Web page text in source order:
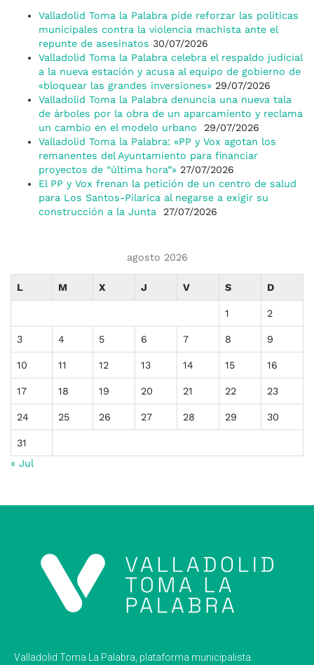
Valladolid Toma la Palabra pide reforzar las políticas
municipales contra la violencia machista ante el
repunte de asesinatos 30/07/2026
Valladolid Toma la Palabra celebra el respaldo judicial
a la nueva estación y acusa al equipo de gobierno de
«bloquear las grandes inversiones» 29/07/2026
Valladolid Toma la Palabra denuncia una nueva tala
de árboles por la obra de un aparcamiento y reclama
un cambio en el modelo urbano
29/07/2026
Valladolid Toma la Palabra: «PP y Vox agotan los
remanentes del Ayuntamiento para financiar
proyectos de “última hora”» 27/07/2026
El PP y Vox frenan la petición de un centro de salud
para Los Santos-Pilarica al negarse a exigir su
construcción a la Junta
27/07/2026
agosto 2026
L M X J V S D
1 2
3 4 5 6 7 8 9
10 11 12 13 14 15 16
17 18 19 20 21 22 23
24 25 26 27 28 29 30
31
« Jul
Valladolid Toma La Palabra, plataforma municipalista.